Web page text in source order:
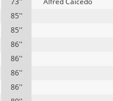
85''
85''
86''
86''
86''
86''